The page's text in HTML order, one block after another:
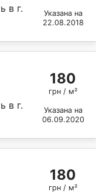
в г.
Указана на
22.08.2018
в г.
180
грн / м²
Указана на
06.09.2020
180
грн / м²